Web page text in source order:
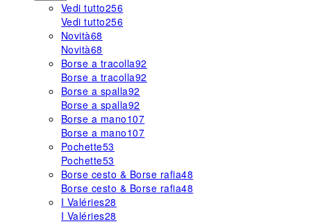
Vedi tutto256
Vedi tutto256
Novità68
Novità68
Borse a tracolla92
Borse a tracolla92
Borse a spalla92
Borse a spalla92
Borse a mano107
Borse a mano107
Pochette53
Pochette53
Borse cesto & Borse rafia48
Borse cesto & Borse rafia48
I Valéries28
I Valéries28